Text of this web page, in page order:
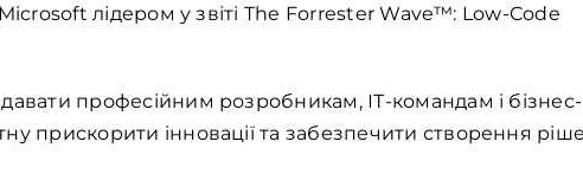
лідером у звіті The Forrester Wave™: Low-Code
професійним розробникам, ІТ-командам і бізнес-
прискорити інновації та забезпечити створення